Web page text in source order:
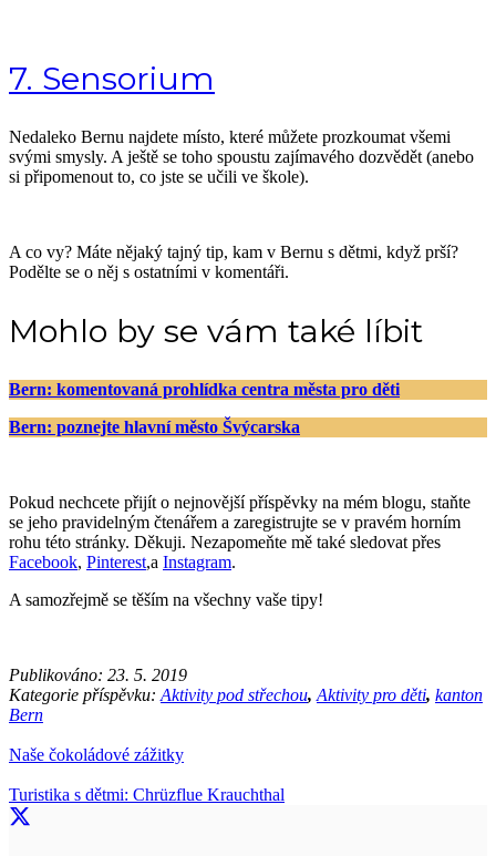
7. Sensorium
Nedaleko Bernu najdete místo, které můžete prozkoumat všemi
svými smysly. A ještě se toho spoustu zajímavého dozvědět (anebo
si připomenout to, co jste se učili ve škole).
A co vy? Máte nějaký tajný tip, kam v Bernu s dětmi, když prší?
Podělte se o něj s ostatními v komentáři.
Mohlo by se vám také líbit
Bern: komentovaná prohlídka centra města pro děti
Bern: poznejte hlavní město Švýcarska
Pokud nechcete přijít o nejnovější příspěvky na mém blogu, staňte
se jeho pravidelným čtenářem a zaregistrujte se v pravém horním
rohu této stránky. Děkuji. Nezapomeňte mě také sledovat přes
Facebook, Pinterest,a Instagram.
A samozřejmě se těším na všechny vaše tipy!
Publikováno: 23. 5. 2019
Kategorie příspěvku: Aktivity pod střechou, Aktivity pro děti, kanton
Bern
Naše čokoládové zážitky
Turistika s dětmi: Chrüzflue Krauchthal